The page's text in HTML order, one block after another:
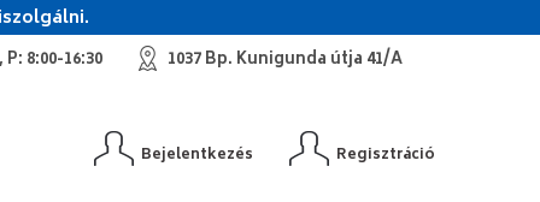
8:00-16:30 1037 Bp. Kunigunda útja 41/A
Bejelentkezés Regisztráció